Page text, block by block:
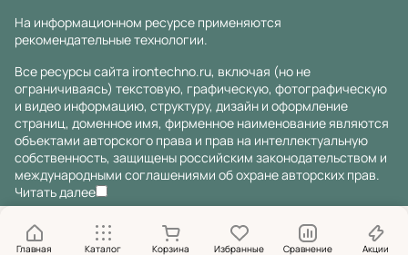
Главная Каталог Корзина Избранные Сравнение Акции
На информационном ресурсе применяются
рекомендательные технологии.
Все ресурсы сайта irontechno.ru, включая (но не
ограничиваясь) текстовую, графическую, фотографическую
и видео информацию, структуру, дизайн и оформление
страниц, доменное имя, фирменное наименование являются
объектами авторского права и прав на интеллектуальную
собственность, защищены российским законодательством и
международными соглашениями об охране авторских прав.
Читать далее